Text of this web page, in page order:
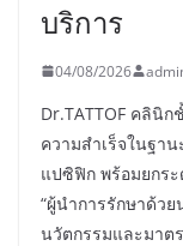
บริการ
04/08/2026
Dr.TATTOF คลินิ
ความสำเร็จในฐา
แปซิฟิก พร้อมยกร
“ผู้นำการรักษาด้วย
นวัตกรรมและมาต